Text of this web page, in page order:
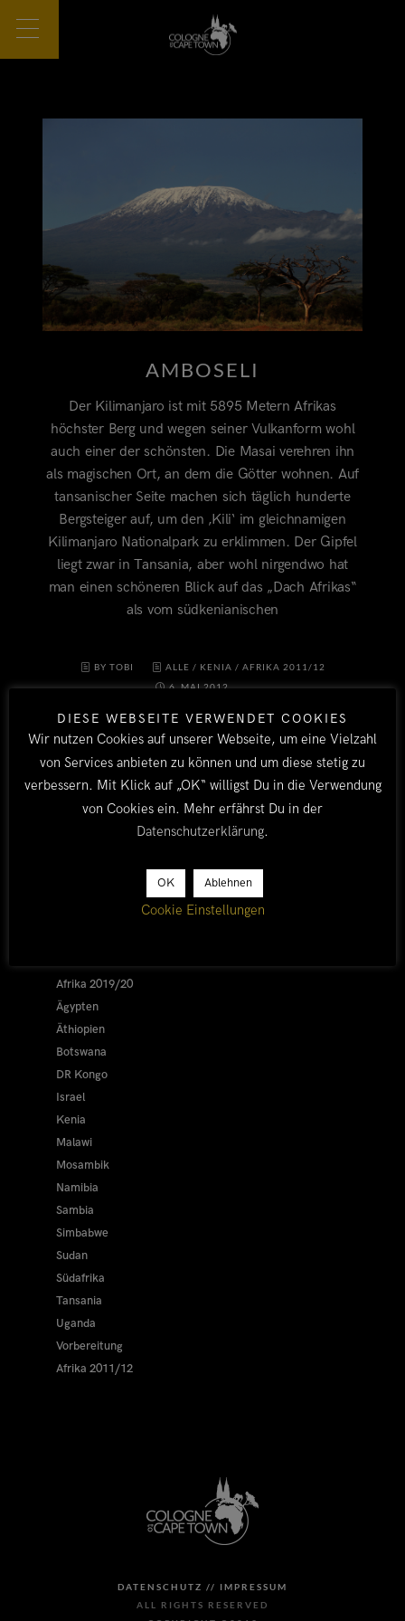
AMBOSELI
Der Kilimanjaro ist mit 5895 Metern Afrikas
höchster Berg und wegen seiner Vulkanform wohl
auch einer der schönsten. Die Masai verehren ihn
als magischen Ort, an dem die Götter wohnen. Auf
tansanischer Seite machen sich täglich hunderte
Bergsteiger auf, um den ‚Kili‘ im gleichnamigen
Kilimanjaro Nationalpark zu erklimmen. Der Gipfel
liegt zwar in Tansania, aber wohl nirgendwo hat
man einen schöneren Blick auf das „Dach Afrikas“
als vom südkenianischen
BY TOBI ALLE / KENIA / AFRIKA 2011/12
6. MAI 2012
LÄNDER
Afrika 2019/20
Ägypten
Äthiopien
Botswana
DR Kongo
Israel
Kenia
Malawi
Mosambik
Namibia
Sambia
Simbabwe
Sudan
Südafrika
Tansania
Uganda
Vorbereitung
Afrika 2011/12
DATENSCHUTZ // IMPRESSUM
ALL RIGHTS RESERVED
DIESE WEBSEITE VERWENDET COOKIES
Wir nutzen Cookies auf unserer Webseite, um eine Vielzahl
von Services anbieten zu können und um diese stetig zu
verbessern. Mit Klick auf „OK“ willigst Du in die Verwendung
von Cookies ein. Mehr erfährst Du in der
Datenschutzerklärung.
OK Ablehnen
Cookie Einstellungen